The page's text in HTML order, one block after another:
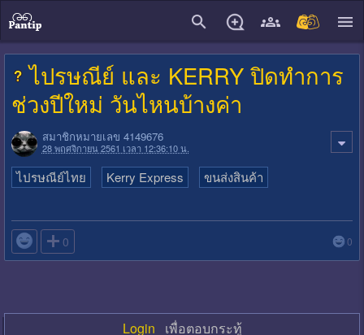
ไปรษณีย์ และ KERRY ปิดทำการ
ช่วงปีใหม่ วันไหนบ้างค่า
สมาชิกหมายเลข 4149676
28 พฤศจิกายน 2561 เวลา 12:36:10 น.
ไปรษณีย์ไทย Kerry Express ขนส่งสินค้า
 0 0
Login เพื่อตอบกระทู้
close